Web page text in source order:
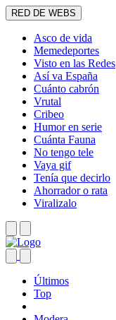
RED DE WEBS
Asco de vida
Memedeportes
Visto en las Redes
Así va España
Cuánto cabrón
Vrutal
Cribeo
Humor en serie
Cuánta Fauna
No tengo tele
Vaya gif
Tenía que decirlo
Ahorrador o rata
Viralizalo
Últimos
Top